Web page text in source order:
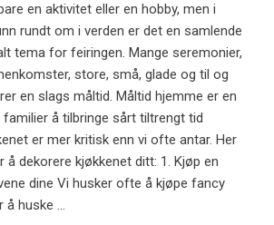
en aktivitet eller en hobby, men i
rundt om i verden er det en samlende
tema for feiringen. Mange seremonier,
store, små, glade og til og
en slags måltid. Måltid hjemme er en
å tilbringe sårt tiltrengt tid
er mer kritisk enn vi ofte antar. Her
dekorere kjøkkenet ditt: 1. Kjøp en
dine Vi husker ofte å kjøpe fancy
huske ...